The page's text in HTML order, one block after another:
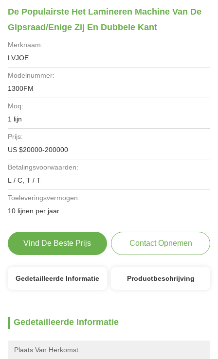
De Populairste Het Lamineren Machine Van De
Gipsraad/Enige Zij En Dubbele Kant
Merknaam:
LVJOE
Modelnummer:
1300FM
Moq:
1 lijn
Prijs:
US $20000-200000
Betalingsvoorwaarden:
L / C, T / T
Toeleveringsvermogen:
10 lijnen per jaar
Vind De Beste Prijs Contact Opnemen
Gedetailleerde Informatie Productbeschrijving
Gedetailleerde Informatie
Plaats Van Herkomst: